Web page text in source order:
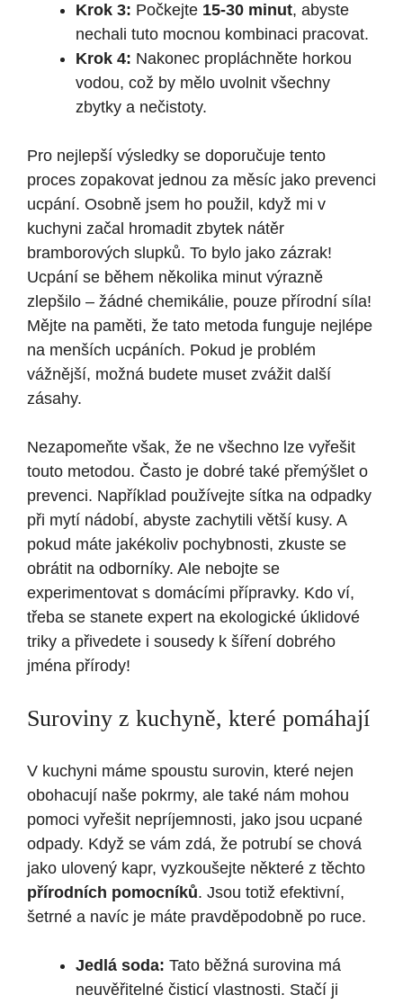
Krok 3: Počkejte 15-30 minut, abyste
nechali tuto mocnou kombinaci pracovat.
Krok 4: Nakonec propláchněte horkou
vodou, což by mělo uvolnit všechny
zbytky a nečistoty.
Pro nejlepší výsledky se doporučuje tento
proces zopakovat jednou za měsíc jako prevenci
ucpání. Osobně jsem ho použil, když mi v
kuchyni začal hromadit zbytek nátěr
bramborových slupků. To bylo jako zázrak!
Ucpání se během několika minut výrazně
zlepšilo – žádné chemikálie, pouze přírodní síla!
Mějte na paměti, že tato metoda funguje nejlépe
na menších ucpáních. Pokud je problém
vážnější, možná budete muset zvážit další
zásahy.
Nezapomeňte však, že ne všechno lze vyřešit
touto metodou. Často je dobré také přemýšlet o
prevenci. Například používejte sítka na odpadky
při mytí nádobí, abyste zachytili větší kusy. A
pokud máte jakékoliv pochybnosti, zkuste se
obrátit na odborníky. Ale nebojte se
experimentovat s domácími přípravky. Kdo ví,
třeba se stanete expert na ekologické úklidové
triky a přivedete i sousedy k šíření dobrého
jména přírody!
Suroviny z kuchyně, které pomáhají
V kuchyni máme spoustu surovin, které nejen
obohacují naše pokrmy, ale také nám mohou
pomoci vyřešit nepríjemnosti, jako jsou ucpané
odpady. Když se vám zdá, že potrubí se chová
jako ulovený kapr, vyzkoušejte některé z těchto
přírodních pomocníků. Jsou totiž efektivní,
šetrné a navíc je máte pravděpodobně po ruce.
Jedlá soda: Tato běžná surovina má
neuvěřitelné čisticí vlastnosti. Stačí ji